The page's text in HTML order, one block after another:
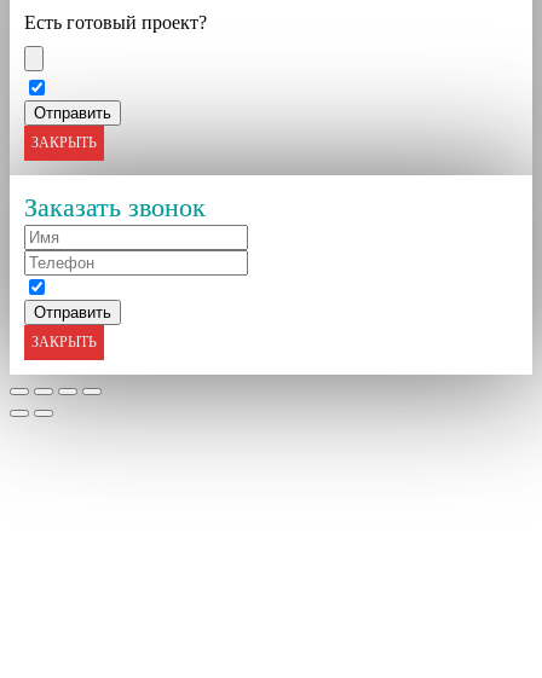
Есть готовый проект?
ЗАКРЫТЬ
Заказать звонок
ЗАКРЫТЬ